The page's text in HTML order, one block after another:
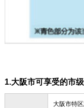
1.大阪市可享受的市
大阪市特